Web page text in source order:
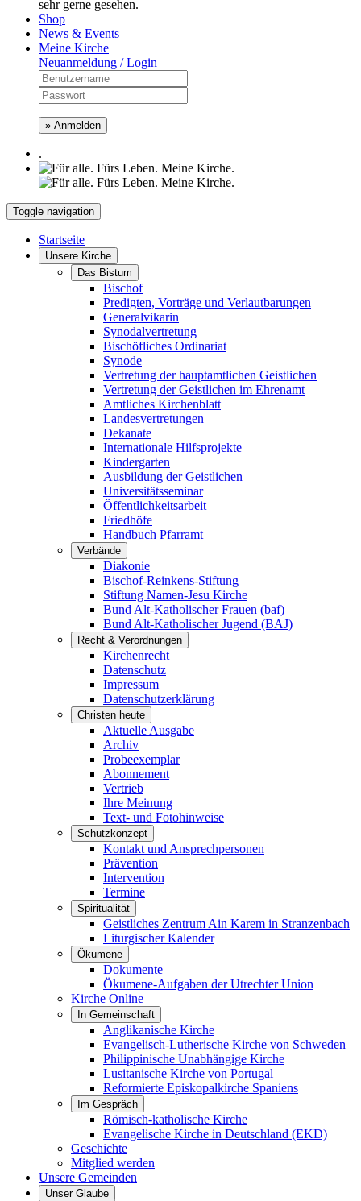
sehr gerne gesehen.
Shop
News & Events
Meine Kirche
Neuanmeldung / Login
» Anmelden
.
Toggle navigation
Startseite
Unsere Kirche
Das Bistum
Bischof
Predigten, Vorträge und Verlautbarungen
Generalvikarin
Synodalvertretung
Bischöfliches Ordinariat
Synode
Vertretung der hauptamtlichen Geistlichen
Vertretung der Geistlichen im Ehrenamt
Amtliches Kirchenblatt
Landesvertretungen
Dekanate
Internationale Hilfsprojekte
Kindergarten
Ausbildung der Geistlichen
Universitätsseminar
Öffentlichkeitsarbeit
Friedhöfe
Handbuch Pfarramt
Verbände
Diakonie
Bischof-Reinkens-Stiftung
Stiftung Namen-Jesu Kirche
Bund Alt-Katholischer Frauen (baf)
Bund Alt-Katholischer Jugend (BAJ)
Recht & Verordnungen
Kirchenrecht
Datenschutz
Impressum
Datenschutzerklärung
Christen heute
Aktuelle Ausgabe
Archiv
Probeexemplar
Abonnement
Vertrieb
Ihre Meinung
Text- und Fotohinweise
Schutzkonzept
Kontakt und Ansprechpersonen
Prävention
Intervention
Termine
Spiritualität
Geistliches Zentrum Ain Karem in Stranzenbach
Liturgischer Kalender
Ökumene
Dokumente
Ökumene-Aufgaben der Utrechter Union
Kirche Online
In Gemeinschaft
Anglikanische Kirche
Evangelisch-Lutherische Kirche von Schweden
Philippinische Unabhängige Kirche
Lusitanische Kirche von Portugal
Reformierte Episkopalkirche Spaniens
Im Gespräch
Römisch-katholische Kirche
Evangelische Kirche in Deutschland (EKD)
Geschichte
Mitglied werden
Unsere Gemeinden
Unser Glaube